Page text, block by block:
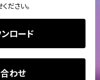
ださい。
ロード
わせ